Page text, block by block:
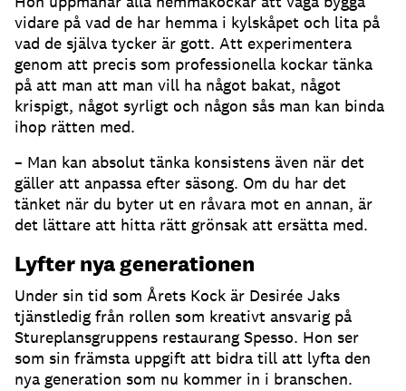
vidare på vad de har hemma i kylskåpet och lita på
vad de själva tycker är gott. Att experimentera
genom att precis som professionella kockar tänka
på att man att man vill ha något bakat, något
krispigt, något syrligt och någon sås man kan binda
ihop rätten med.
– Man kan absolut tänka konsistens även när det
gäller att anpassa efter säsong. Om du har det
tänket när du byter ut en råvara mot en annan, är
det lättare att hitta rätt grönsak att ersätta med.
Lyfter nya generationen
Under sin tid som Årets Kock är Desirée Jaks
tjänstledig från rollen som kreativt ansvarig på
Stureplansgruppens restaurang Spesso. Hon ser
som sin främsta uppgift att bidra till att lyfta den
nya generation som nu kommer in i branschen.